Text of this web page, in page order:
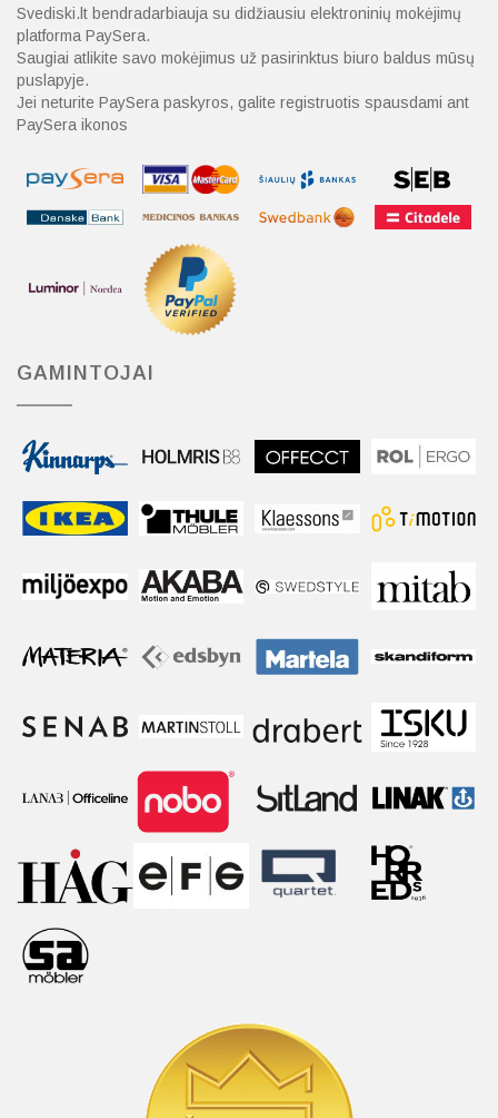
Svediski.lt bendradarbiauja su didžiausiu elektroninių mokėjimų
platforma PaySera.
Saugiai atlikite savo mokėjimus už pasirinktus biuro baldus mūsų
puslapyje.
Jei neturite PaySera paskyros, galite registruotis spausdami ant
PaySera ikonos
GAMINTOJAI